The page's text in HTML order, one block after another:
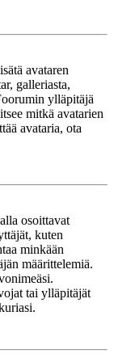
avataren
galleriasta,
ylläpitäjä
mitkä avatarien
avataria, ota
osoittavat
kuten
minkään
määrittelemiä.
tai ylläpitäjät